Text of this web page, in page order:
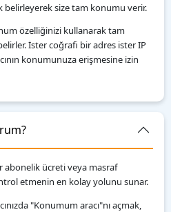
belirleyerek size tam konumu verir.
özelliğinizi kullanarak tam
İster coğrafi bir adres ister IP
konumunuza erişmesine izin
abonelik ücreti veya masraf
etmenin en kolay yolunu sunar.
"Konumum aracı"nı açmak,